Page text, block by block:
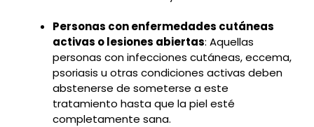
Personas con enfermedades cutáneas
activas o lesiones abiertas: Aquellas
personas con infecciones cutáneas, eccema,
psoriasis u otras condiciones activas deben
abstenerse de someterse a este
tratamiento hasta que la piel esté
completamente sana.